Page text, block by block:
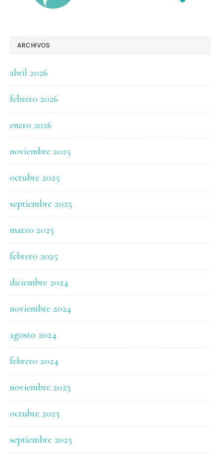
ARCHIVOS
abril 2026
febrero 2026
enero 2026
noviembre 2025
octubre 2025
septiembre 2025
marzo 2025
febrero 2025
diciembre 2024
noviembre 2024
agosto 2024
febrero 2024
noviembre 2023
octubre 2023
septiembre 2023